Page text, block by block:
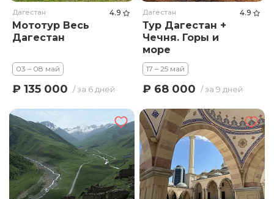
Дагестан 4.9
Мототур Весь
Дагестан
03 – 08 май
₽ 135 000 / за 6 дней
Дагестан 4.9
Тур Дагестан +
Чечня. Горы и
море
17 – 25 май
₽ 68 000 / за 9 дней